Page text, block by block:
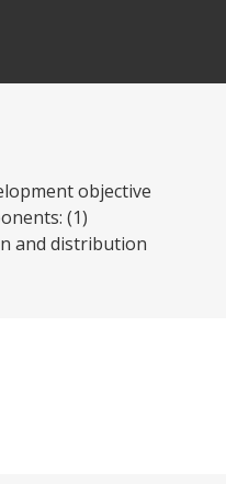
objective
(1)
and distribution